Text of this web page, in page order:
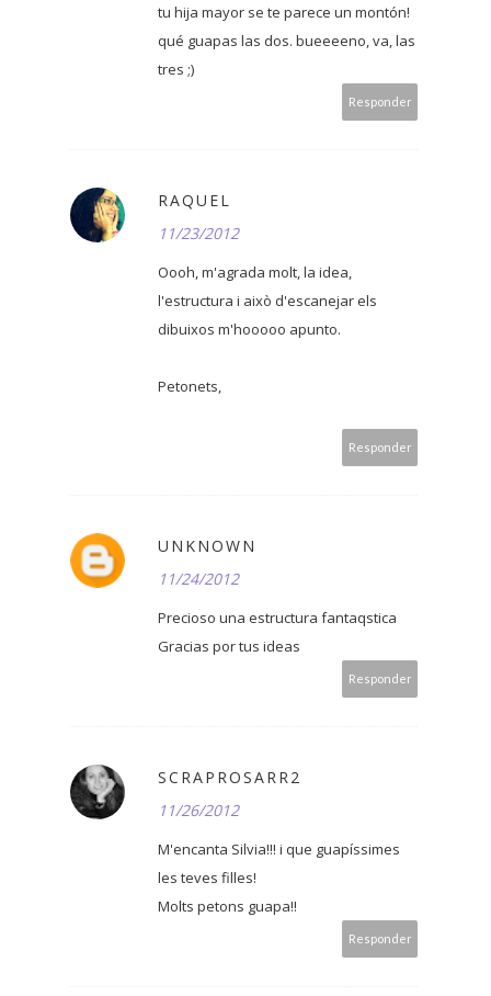
tu hija mayor se te parece un montón!
qué guapas las dos. bueeeeno, va, las
tres ;)
Responder
RAQUEL
11/23/2012
Oooh, m'agrada molt, la idea,
l'estructura i això d'escanejar els
dibuixos m'hooooo apunto.
Petonets,
Responder
UNKNOWN
11/24/2012
Precioso una estructura fantaqstica
Gracias por tus ideas
Responder
SCRAPROSARR2
11/26/2012
M'encanta Silvia!!! i que guapíssimes
les teves filles!
Molts petons guapa!!
Responder